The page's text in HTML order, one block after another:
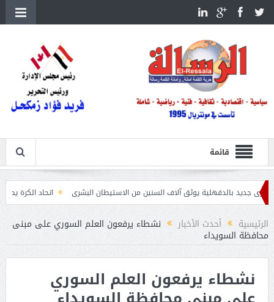
قائمة
يوثق آلاف السنين من الاستيطان البشرى اتحاد الكرة يطلب استضافة أمم إفريقيا تحت 23
الرئيسية أحدث الأخبار نشطاء يرفعون العلم السوري على مبنى
محافظة السويداء
نشطاء يرفعون العلم السوري